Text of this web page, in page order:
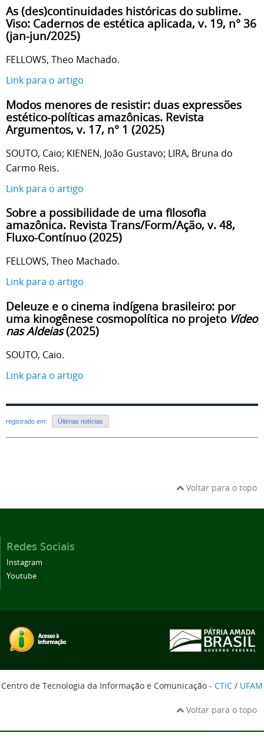
As (des)continuidades históricas do sublime.
Viso: Cadernos de estética aplicada, v. 19, n° 36
(jan-jun/2025)
FELLOWS, Theo Machado.
Link para o artigo
Modos menores de resistir: duas expressões
estético-políticas amazônicas. Revista
Argumentos, v. 17, n° 1 (2025)
SOUTO, Caio; KIENEN, João Gustavo; LIRA, Bruna do
Carmo Reis.
Link para o artigo
Sobre a possibilidade de uma filosofia
amazônica. Revista Trans/Form/Ação, v. 48,
Fluxo-Contínuo (2025)
FELLOWS, Theo Machado.
Link para o artigo
Deleuze e o cinema indígena brasileiro: por
uma kinogênese cosmopolítica no projeto Vídeo
nas Aldeias(2025)
SOUTO, Caio.
Link para o artigo
registrado em: Últimas notícias
Voltar para o topo
Redes Sociais
Instagram
Youtube
Centro de Tecnologia da Informação e Comunicação - CTIC / UFAM
Voltar para o topo